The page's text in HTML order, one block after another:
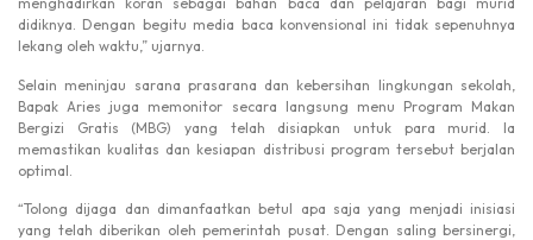
didiknya. Dengan begitu media baca konvensional ini tidak sepenuhnya
lekang oleh waktu,” ujarnya.
Selain meninjau sarana prasarana dan kebersihan lingkungan sekolah,
Bapak Aries juga memonitor secara langsung menu Program Makan
Bergizi Gratis (MBG) yang telah disiapkan untuk para murid. Ia
memastikan kualitas dan kesiapan distribusi program tersebut berjalan
optimal.
“Tolong dijaga dan dimanfaatkan betul apa saja yang menjadi inisiasi
yang telah diberikan oleh pemerintah pusat. Dengan saling bersinergi,